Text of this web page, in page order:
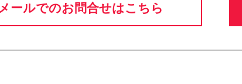
メールでのお問合せはこちら